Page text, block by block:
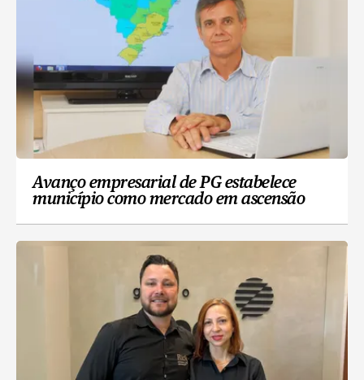
Avanço empresarial de PG estabelece
município como mercado em ascensão